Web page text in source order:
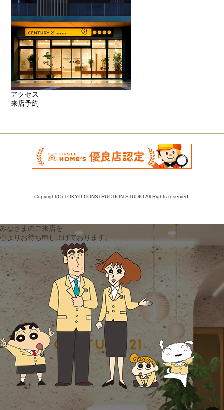
アクセス
来店予約
Copyright(C) TOKYO CONSTRUCTION STUDIO All Rights reserved.
みなさまのご来店を
心よりお待ち申し上げております。